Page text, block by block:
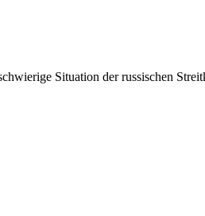
Situation der russischen